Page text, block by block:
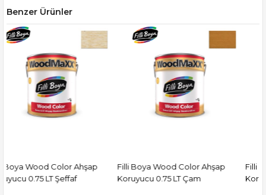
Benzer Ürünler
Filli Boya Wood Color Ahşap
Koruyucu 0.75 LT Çam
Filli Boya Wood Color Ahşap
Koruyucu 0.75 LT Sarı Meşe